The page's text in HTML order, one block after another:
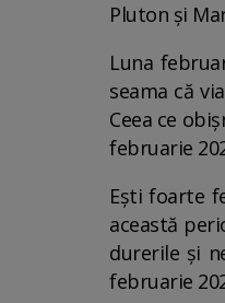
Pluton și
Luna
seama că
Ceea ce
februarie
Ești foarte
această
durerile și
februarie